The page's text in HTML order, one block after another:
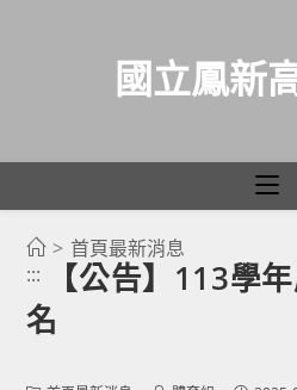
國立鳳新
> 首頁最新消息
:::
【公告】113學
名